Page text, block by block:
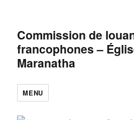
Commission de
francophones –
Maranatha
MENU